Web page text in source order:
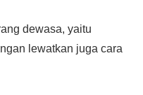
dewasa, yaitu
lewatkan juga cara